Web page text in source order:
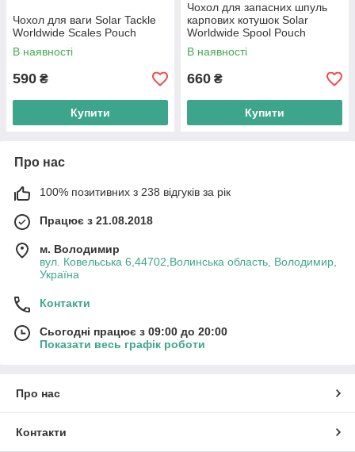
Чохол для ваги Solar Tackle
Worldwide Scales Pouch
В наявності
590 ₴
Купити
Чохол для запасних шпуль
карпових котушок Solar
Worldwide Spool Pouch
В наявності
660 ₴
Купити
Про нас
100% позитивних з 238 відгуків за рік
Працює з 21.08.2018
м. Володимир
вул. Ковельська 6,44702,Волинська область, Володимир,
Україна
Контакти
Сьогодні працює з 09:00 до 20:00
Показати весь графік роботи
Про нас
Контакти